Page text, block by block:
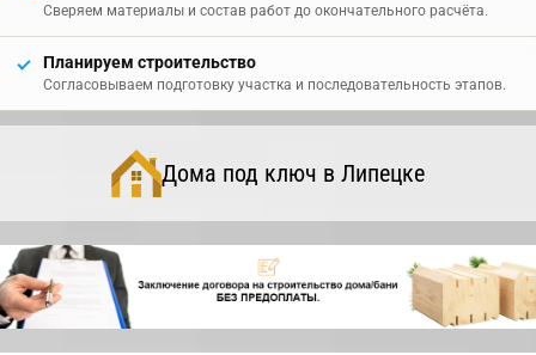
Сверяем материалы и состав работ до окончательного расчёта.
Планируем строительство
Согласовываем подготовку участка и последовательность этапов.
Дома под ключ в Липецке